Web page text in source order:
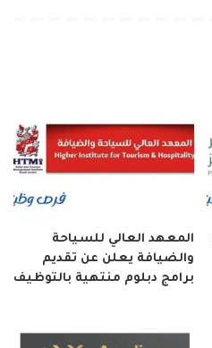
المعهد العالي للسياحة
والضيافة يعلن عن تقديم
برامج دبلوم منتهية بالتوظيف